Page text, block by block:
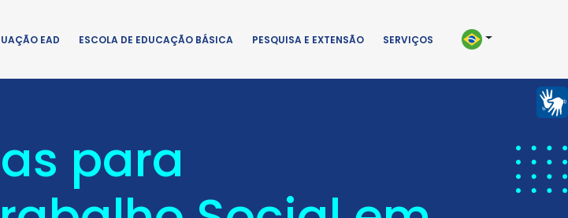
EAD ESCOLA DE EDUCAÇÃO BÁSICA PESQUISA E EXTENSÃO SERVIÇOS
para